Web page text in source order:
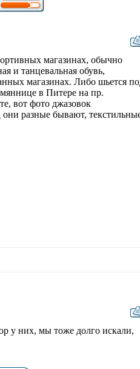
магазинах, обычно
и танцевальная обувь,
магазинах. Либо шьется
в Питере на пр.
вот фото джазовок
они разные бывают,
у них, мы тоже долго искали,